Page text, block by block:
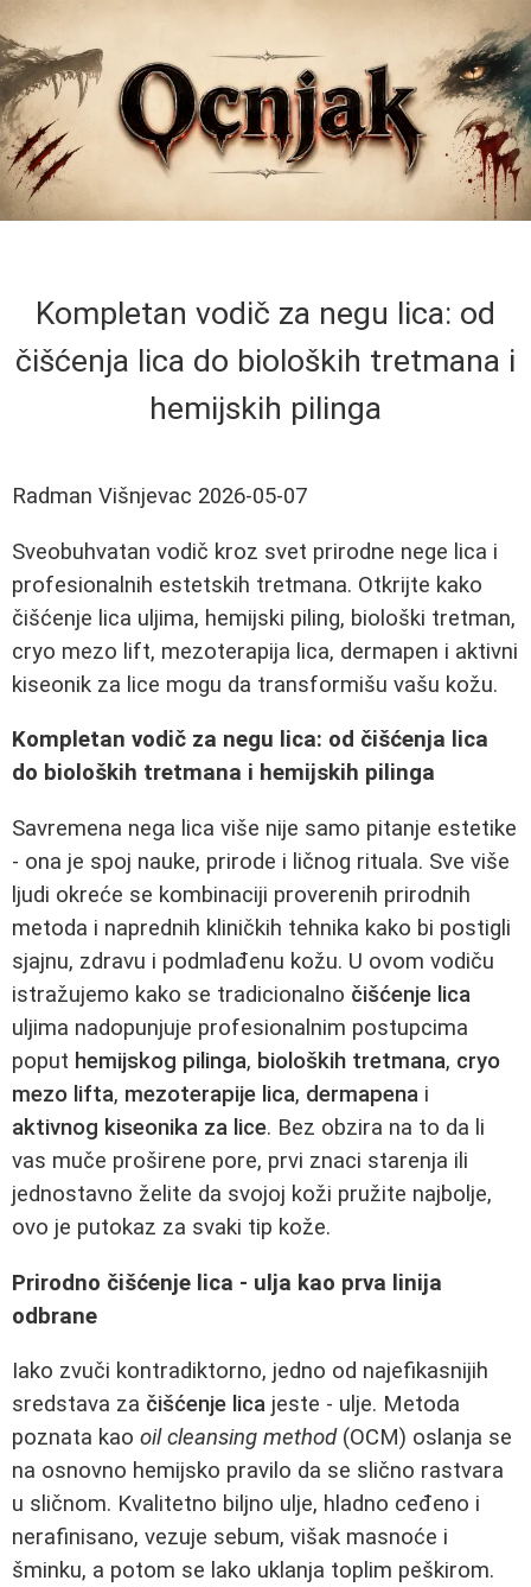
Kompletan vodič za negu lica: od
čišćenja lica do bioloških tretmana i
hemijskih pilinga
Radman Višnjevac 2026-05-07
Sveobuhvatan vodič kroz svet prirodne nege lica i
profesionalnih estetskih tretmana. Otkrijte kako
čišćenje lica uljima, hemijski piling, biološki tretman,
cryo mezo lift, mezoterapija lica, dermapen i aktivni
kiseonik za lice mogu da transformišu vašu kožu.
Kompletan vodič za negu lica: od čišćenja lica
do bioloških tretmana i hemijskih pilinga
Savremena nega lica više nije samo pitanje estetike
- ona je spoj nauke, prirode i ličnog rituala. Sve više
ljudi okreće se kombinaciji proverenih prirodnih
metoda i naprednih kliničkih tehnika kako bi postigli
sjajnu, zdravu i podmlađenu kožu. U ovom vodiču
istražujemo kako se tradicionalno čišćenje lica
uljima nadopunjuje profesionalnim postupcima
poput hemijskog pilinga, bioloških tretmana, cryo
mezo lifta, mezoterapije lica, dermapena i
aktivnog kiseonika za lice. Bez obzira na to da li
vas muče proširene pore, prvi znaci starenja ili
jednostavno želite da svojoj koži pružite najbolje,
ovo je putokaz za svaki tip kože.
Prirodno čišćenje lica - ulja kao prva linija
odbrane
Iako zvuči kontradiktorno, jedno od najefikasnijih
sredstava za čišćenje lica jeste - ulje. Metoda
poznata kao oil cleansing method(OCM) oslanja se
na osnovno hemijsko pravilo da se slično rastvara
u sličnom. Kvalitetno biljno ulje, hladno ceđeno i
nerafinisano, vezuje sebum, višak masnoće i
šminku, a potom se lako uklanja toplim peškirom.